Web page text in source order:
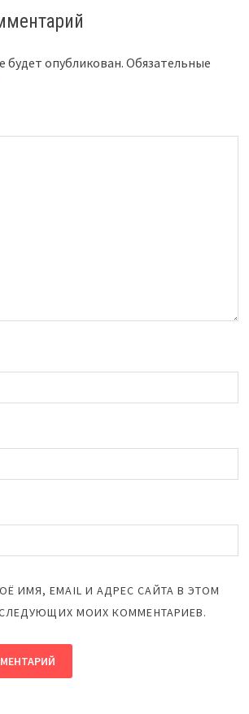
будет опубликован. Обязательные
ИМЯ, EMAIL И АДРЕС САЙТА В ЭТОМ
МОИХ КОММЕНТАРИЕВ.